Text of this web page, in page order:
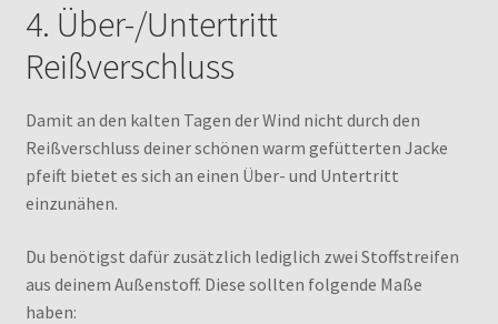
4. Über-/Untertritt
Reißverschluss
Damit an den kalten Tagen der Wind nicht durch den
Reißverschluss deiner schönen warm gefütterten Jacke
pfeift bietet es sich an einen Über- und Untertritt
einzunähen.
Du benötigst dafür zusätzlich lediglich zwei Stoffstreifen
aus deinem Außenstoff. Diese sollten folgende Maße
haben: